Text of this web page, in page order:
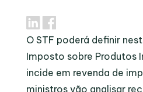
O STF poderá definir
Imposto sobre Produtos
incide em revenda de
ministros vão analisar